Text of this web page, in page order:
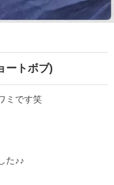
ートボブ)
ミです笑
た♪♪